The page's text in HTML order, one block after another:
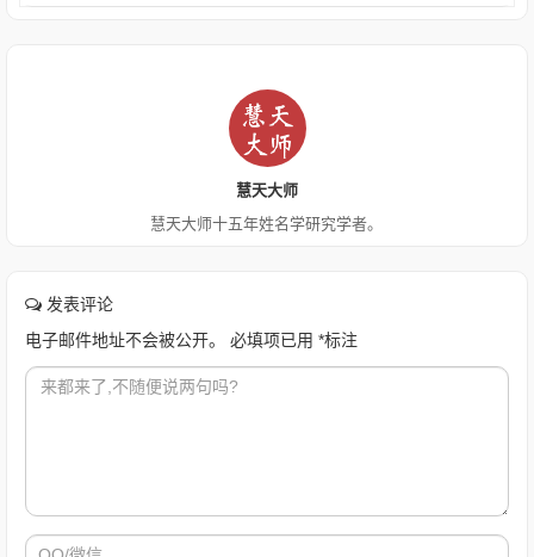
慧天大师
慧天大师十五年姓名学研究学者。
发表评论
电子邮件地址不会被公开。
必填项已用 *标注